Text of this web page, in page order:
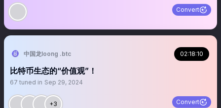
Convert
中国龙loong .btc 02:18:10
比特币生态的“价值观”！
67 tuned in Sep 29, 2024
+3 Convert